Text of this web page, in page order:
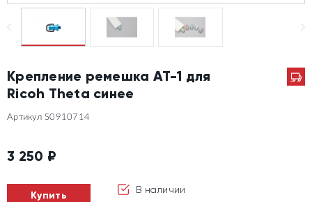
Крепление ремешка AT-1 для
Ricoh Theta синее
Артикул S0910714
3 250 ₽
Купить В наличии